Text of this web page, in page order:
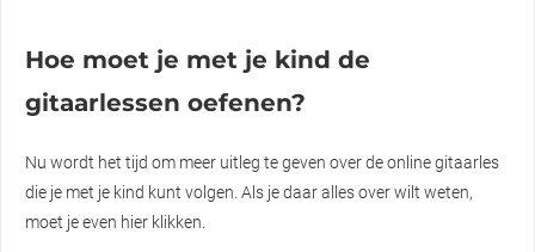
Hoe moet je met je kind de
gitaarlessen oefenen?
Nu wordt het tijd om meer uitleg te geven over de online gitaarles
die je met je kind kunt volgen. Als je daar alles over wilt weten,
moet je even hier klikken.